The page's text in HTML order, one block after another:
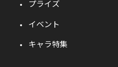
プライズ
イベント
キャラ特集